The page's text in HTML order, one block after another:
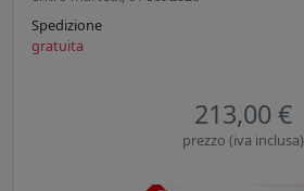
Spedizione
gratuita
213,00 €
prezzo (iva inclusa)